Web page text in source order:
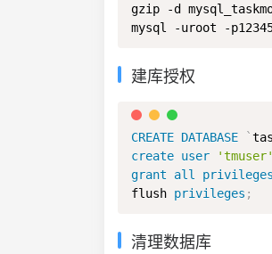
gzip -d
建库授权
CREATE DATABASE `
create user 'tmuser'
grant
all privileges
flush privileges ;
清理数据库